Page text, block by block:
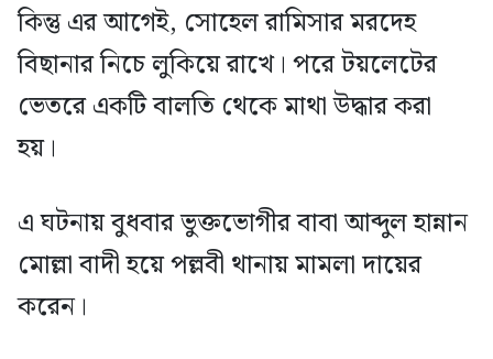
কিন্তু এর আগেই, সোহেল রামিসার মরদেহ
বিছানার নিচে লুকিয়ে রাখে। পরে টয়লেটের
ভেতরে একটি বালতি থেকে মাথা উদ্ধার করা
হয়।
এ ঘটনায় বুধবার ভুক্তভোগীর বাবা আব্দুল হান্নান
মোল্লা বাদী হয়ে পল্লবী থানায় মামলা দায়ের
করেন।